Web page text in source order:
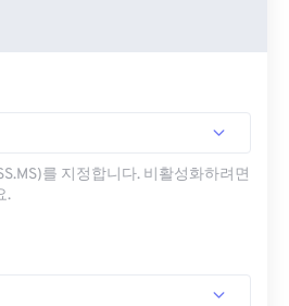
를 지정합니다. 비활성화하려면
.